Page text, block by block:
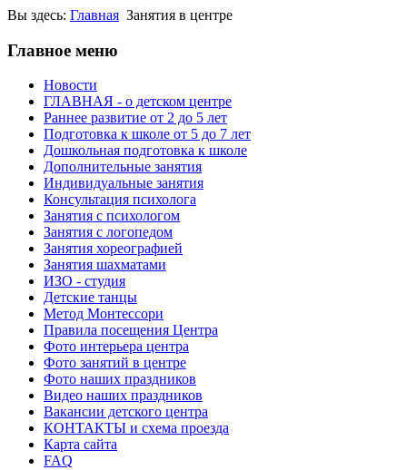
Вы здесь: Главная Занятия в центре
Главное меню
Новости
ГЛАВНАЯ - о детском центре
Раннее развитие от 2 до 5 лет
Подготовка к школе от 5 до 7 лет
Дошкольная подготовка к школе
Дополнительные занятия
Индивидуальные занятия
Консультация психолога
Занятия с психологом
Занятия с логопедом
Занятия хореографией
Занятия шахматами
ИЗО - студия
Детские танцы
Метод Монтессори
Правила посещения Центра
Фото интерьера центра
Фото занятий в центре
Фото наших праздников
Видео наших праздников
Вакансии детского центра
КОНТАКТЫ и схема проезда
Карта сайта
FAQ